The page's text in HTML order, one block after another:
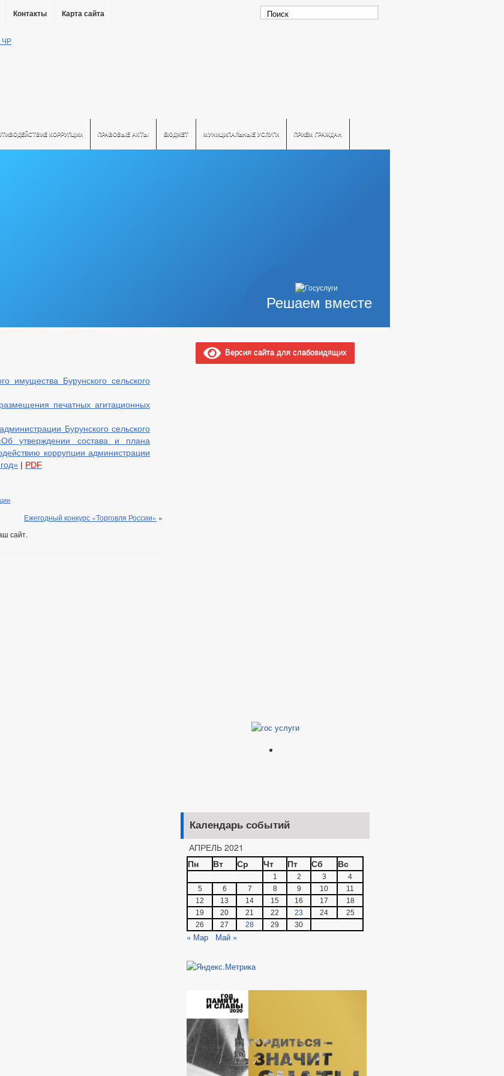
Контакты Карта сайта
КОРРУПЦИИ ПРАВОВЫЕ АКТЫ БЮДЖЕТ МУНИЦИПАЛЬНЫЕ УСЛУГИ ПРИЕМ ГРАЖДАН
Решаем вместе
имущества Бурунского сельского
печатных агитационных
Бурунского сельского
утверждении состава и плана
коррупции администрации
| PDF
Ежегодный конкурс «Торговля России» »
сайт.
Версия сайта для слабовидящих
Календарь событий
АПРЕЛЬ 2021
Пн
Вт Ср Чт Пт Сб Вс
1 2 3
4
5
6 7 8 9 10
11
12
13 14 15 16 17
18
19
20 21 22 23 24
25
26
27 28 29 30
« Мар Май »